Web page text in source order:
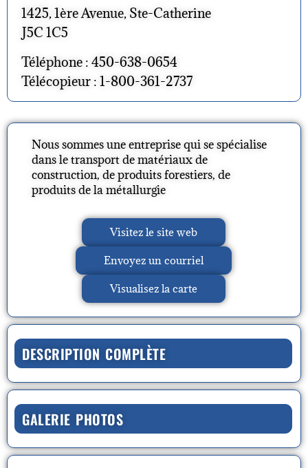
1425, 1ère Avenue, Ste-Catherine
J5C 1C5
Téléphone : 450-638-0654
Télécopieur : 1-800-361-2737
Nous sommes une entreprise qui se spécialise
dans le transport de matériaux de
construction, de produits forestiers, de
produits de la métallurgie
Visitez le site web
Envoyez un courriel
Visualisez la carte
DESCRIPTION COMPLÈTE
GALERIE PHOTOS